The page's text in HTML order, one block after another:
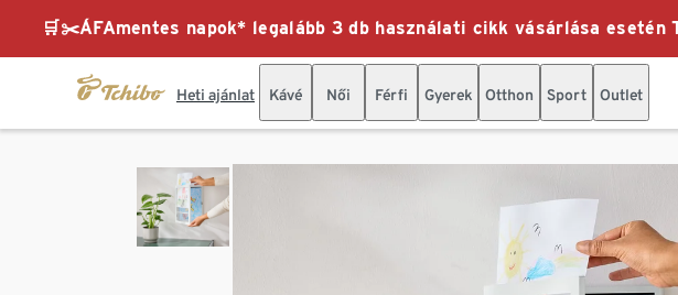
🛒✂️ÁFAmentes napok* legalább 3 db használati cikk vásárlása
Heti ajánlat Kávé Női Férfi Gyerek Otthon Sport Outlet